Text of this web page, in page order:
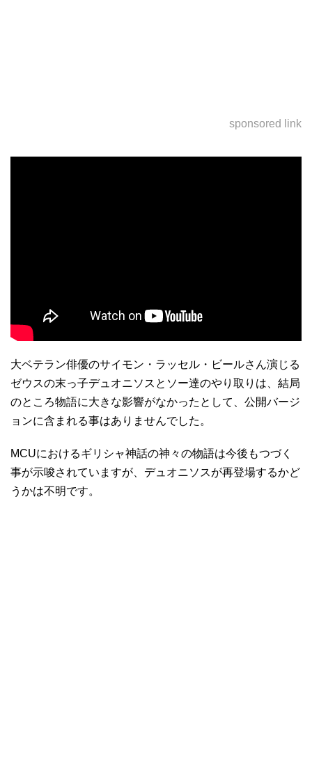
sponsored link
大ベテラン俳優のサイモン・ラッセル・ビールさん演じる
ゼウスの末っ子デュオニソスとソー達のやり取りは、結局
のところ物語に大きな影響がなかったとして、公開バージ
ョンに含まれる事はありませんでした。
MCUにおけるギリシャ神話の神々の物語は今後もつづく
事が示唆されていますが、デュオニソスが再登場するかど
うかは不明です。